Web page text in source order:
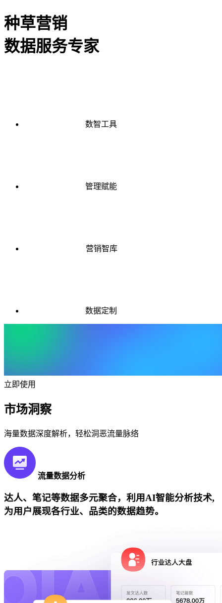
种草营销
数据服务专家
数智工具
管理赋能
营销智库
数据定制
立即使用
市场洞察
海量数据深度解析，轻松洞恶流量脉络
流量数据分析
达人、笔记等数据多元聚合，利用AI智能分析技术,
为用户展现各行业、品类的数据趋势。